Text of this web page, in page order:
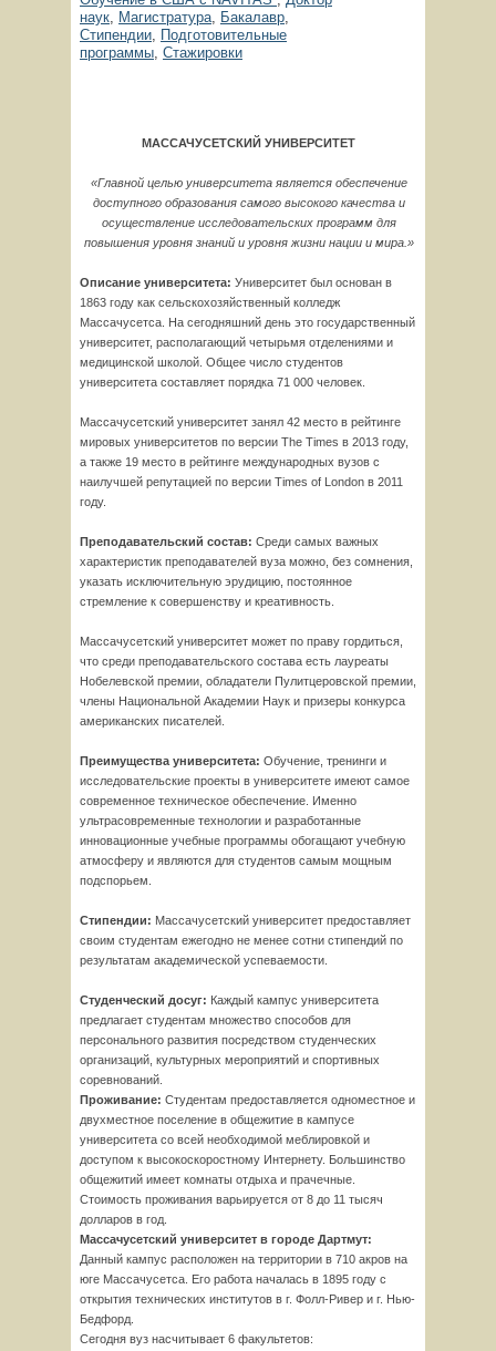
наук, Магистратура, Бакалавр,
Стипендии, Подготовительные
программы, Стажировки
МАССАЧУСЕТСКИЙ УНИВЕРСИТЕТ
«Главной целью университета является обеспечение
доступного образования самого высокого качества и
осуществление исследовательских программ для
повышения уровня знаний и уровня жизни нации и мира.»
Описание университета: Университет был основан в
1863 году как сельскохозяйственный колледж
Массачусетса. На сегодняшний день это государственный
университет, располагающий четырьмя отделениями и
медицинской школой. Общее число студентов
университета составляет порядка 71 000 человек.
Массачусетский университет занял 42 место в рейтинге
мировых университетов по версии The Times в 2013 году,
а также 19 место в рейтинге международных вузов с
наилучшей репутацией по версии Times of London в 2011
году.
Преподавательский состав: Среди самых важных
характеристик преподавателей вуза можно, без сомнения,
указать исключительную эрудицию, постоянное
стремление к совершенству и креативность.
Массачусетский университет может по праву гордиться,
что среди преподавательского состава есть лауреаты
Нобелевской премии, обладатели Пулитцеровской премии,
члены Национальной Академии Наук и призеры конкурса
американских писателей.
Преимущества университета: Обучение, тренинги и
исследовательские проекты в университете имеют самое
современное техническое обеспечение. Именно
ультрасовременные технологии и разработанные
инновационные учебные программы обогащают учебную
атмосферу и являются для студентов самым мощным
подспорьем.
Стипендии: Массачусетский университет предоставляет
своим студентам ежегодно не менее сотни стипендий по
результатам академической успеваемости.
Студенческий досуг: Каждый кампус университета
предлагает студентам множество способов для
персонального развития посредством студенческих
организаций, культурных мероприятий и спортивных
соревнований.
Проживание: Студентам предоставляется одноместное и
двухместное поселение в общежитие в кампусе
университета со всей необходимой меблировкой и
доступом к высокоскоростному Интернету. Большинство
общежитий имеет комнаты отдыха и прачечные.
Стоимость проживания варьируется от 8 до 11 тысяч
долларов в год.
Массачусетский университет в городе Дартмут:
Данный кампус расположен на территории в 710 акров на
юге Массачусетса. Его работа началась в 1895 году с
открытия технических институтов в г. Фолл-Ривер и г. Нью-
Бедфорд.
Сегодня вуз насчитывает 6 факультетов: